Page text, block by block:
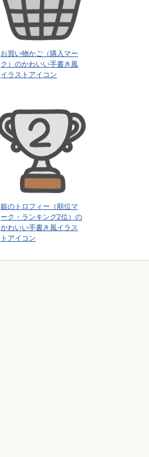
お買い物かご（購入マー
ク）のかわいい手書き風
イラストアイコン
銀のトロフィー（順位マ
ーク・ランキング2位）の
かわいい手書き風イラス
トアイコン